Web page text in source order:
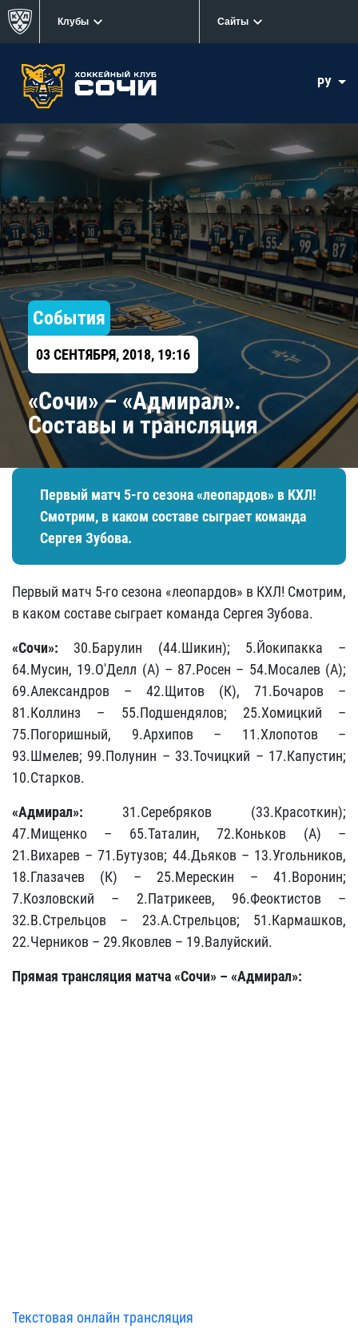
Клубы Сайты
РУ
События
03 СЕНТЯБРЯ, 2018, 19:16
«Сочи» – «Адмирал».
Составы и трансляция
Первый матч 5-го сезона «леопардов» в КХЛ!
Смотрим, в каком составе сыграет команда
Сергея Зубова.
Первый матч 5-го сезона «леопардов» в КХЛ! Смотрим,
в каком составе сыграет команда Сергея Зубова.
«Сочи»: 30.Барулин (44.Шикин); 5.Йокипакка –
64.Мусин, 19.О'Делл (А) – 87.Росен – 54.Мосалев (А);
69.Александров – 42.Щитов (К), 71.Бочаров –
81.Коллинз – 55.Подшендялов; 25.Хомицкий –
75.Погоришный, 9.Архипов – 11.Хлопотов –
93.Шмелев; 99.Полунин – 33.Точицкий – 17.Капустин;
10.Старков.
«Адмирал»: 31.Серебряков (33.Красоткин);
47.Мищенко – 65.Таталин, 72.Коньков (А) –
21.Вихарев – 71.Бутузов; 44.Дьяков – 13.Угольников,
18.Глазачев (К) – 25.Мерескин – 41.Воронин;
7.Козловский – 2.Патрикеев, 96.Феоктистов –
32.В.Стрельцов – 23.А.Стрельцов; 51.Кармашков,
22.Черников – 29.Яковлев – 19.Валуйский.
Прямая трансляция матча«Сочи» – «Адмирал»:
Текстовая онлайн трансляция